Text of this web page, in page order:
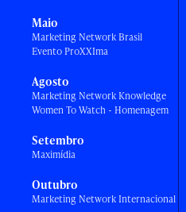
Maio
Marketing Network Brasil
Evento ProXXIma
Agosto
Marketing Network Knowledge
Women To Watch - Homenagem
Setembro
Maximídia
Outubro
Marketing Network Internacional